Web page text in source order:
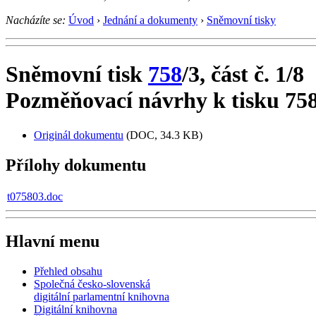
Nacházíte se: Úvod › Jednání a dokumenty › Sněmovní tisky
Sněmovní tisk 758/3, část č. 1/8
Pozměňovací návrhy k tisku
Originál dokumentu (DOC, 34.3 KB)
Přílohy dokumentu
t075803.doc
Hlavní menu
Přehled obsahu
Společná česko-slovenská
digitální parlamentní knihovna
Digitální knihovna